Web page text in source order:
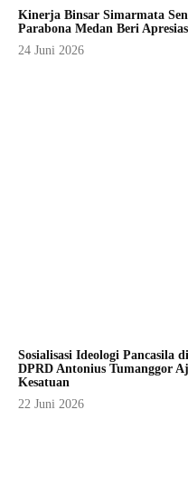
Kinerja Binsar Simarmata
Parabona Medan Beri
24 Juni 2026
Sosialisasi Ideologi Pancasila
DPRD Antonius Tumanggor
Kesatuan
22 Juni 2026